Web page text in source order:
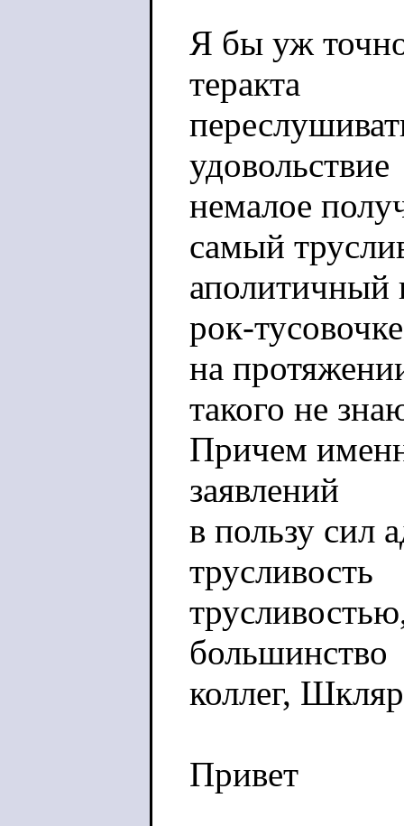
Я бы уж точно
теракта
удовольствие
немалое
самый
аполитичный
рок-тусовочке
на
такого не
Причем
заявлений
в пользу сил
трусливость
большинство
коллег,
Привет